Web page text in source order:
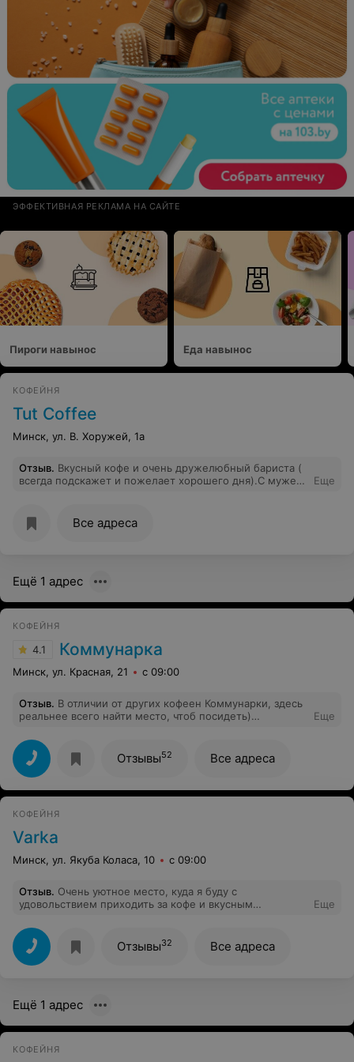
ЭФФЕКТИВНАЯ РЕКЛАМА НА САЙТЕ
Пироги навынос Еда навынос
КОФЕЙНЯ
Tut Coffee
Минск, ул. В. Хоружей, 1а
Отзыв. Вкусный кофе и очень дружелюбный бариста (
всегда подскажет и пожелает хорошего дня).С мужем
Еще
Все адреса
Ещё 1 адрес
КОФЕЙНЯ
4.1 Коммунарка
Минск, ул. Красная, 21 с 09:00
Отзыв. В отличии от других кофеен Коммунарки, здесь
реальнее всего найти место, чтоб посидеть)
Выпечки и пирожных на любой вкус и на любой
кошелек, в магазине можно выловить новинки всегда.
Ставлю твердую 5!
Еще
Отзывы52 Все адреса
КОФЕЙНЯ
Varka
Минск, ул. Якуба Коласа, 10 с 09:00
Отзыв. Очень уютное место, куда я буду с
удовольствием приходить за кофе и вкусным
Еще
Отзывы32 Все адреса
Ещё 1 адрес
КОФЕЙНЯ